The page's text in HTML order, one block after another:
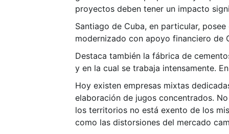
proyectos deben tener un impacto
Santiago de Cuba, en particular,
modernizado con apoyo financiero de
Destaca también la fábrica de
y en la cual se trabaja intensamente.
Hoy existen empresas mixtas
elaboración de jugos concentrados.
los territorios no está exento de los
como las distorsiones del mercado